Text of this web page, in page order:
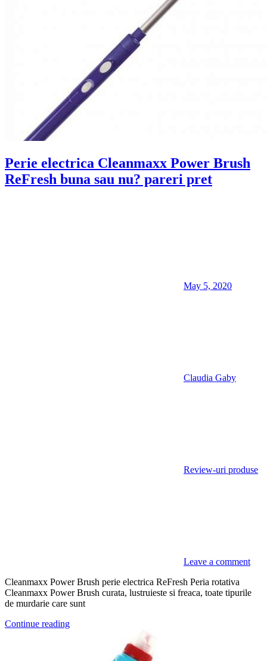
Perie electrica Cleanmaxx Power Brush
ReFresh buna sau nu? pareri pret
May 5, 2020
Claudia Gaby
Review-uri produse
Leave a comment
Cleanmaxx Power Brush perie electrica ReFresh Peria rotativa
Cleanmaxx Power Brush curata, lustruieste si freaca, toate tipurile
de murdarie care sunt
Continue reading